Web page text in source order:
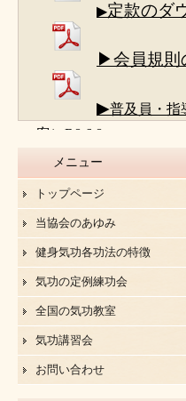
▶定款のダ
▶会員規則
▶普及員・指
案）R8.6.8
メニュー
トップページ
当協会のあゆみ
健身気功各功法の特徴
気功の定例練功会
全国の気功教室
気功講習会
お問い合わせ